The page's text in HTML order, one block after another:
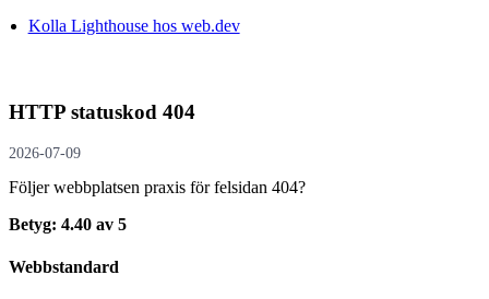
Kolla Lighthouse hos web.dev
HTTP statuskod 404
2026-07-09
Följer webbplatsen praxis för felsidan 404?
Betyg: 4.40 av 5
Webbstandard